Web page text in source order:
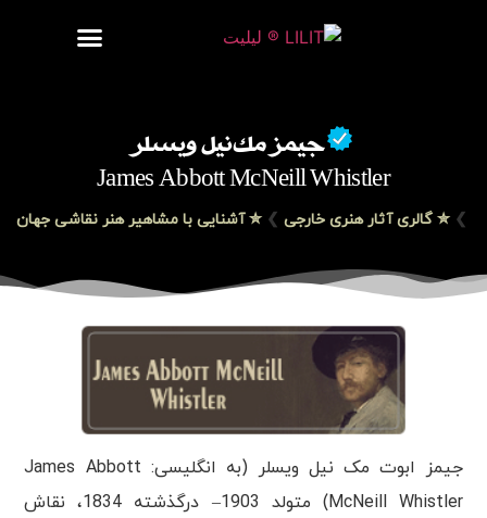
جیمز مک‌نیل ویسلر
James Abbott McNeill Whistler
❯ ✮ گالری آثار هنری خارجی ❯ ✮ آشنایی با مشاهیر هنر نقاشی جهان
جیمز ابوت مک نیل ویسلر (به انگلیسی: James Abbott
McNeill Whistler) ‏متولد 1903– درگذشته 1834، نقاش